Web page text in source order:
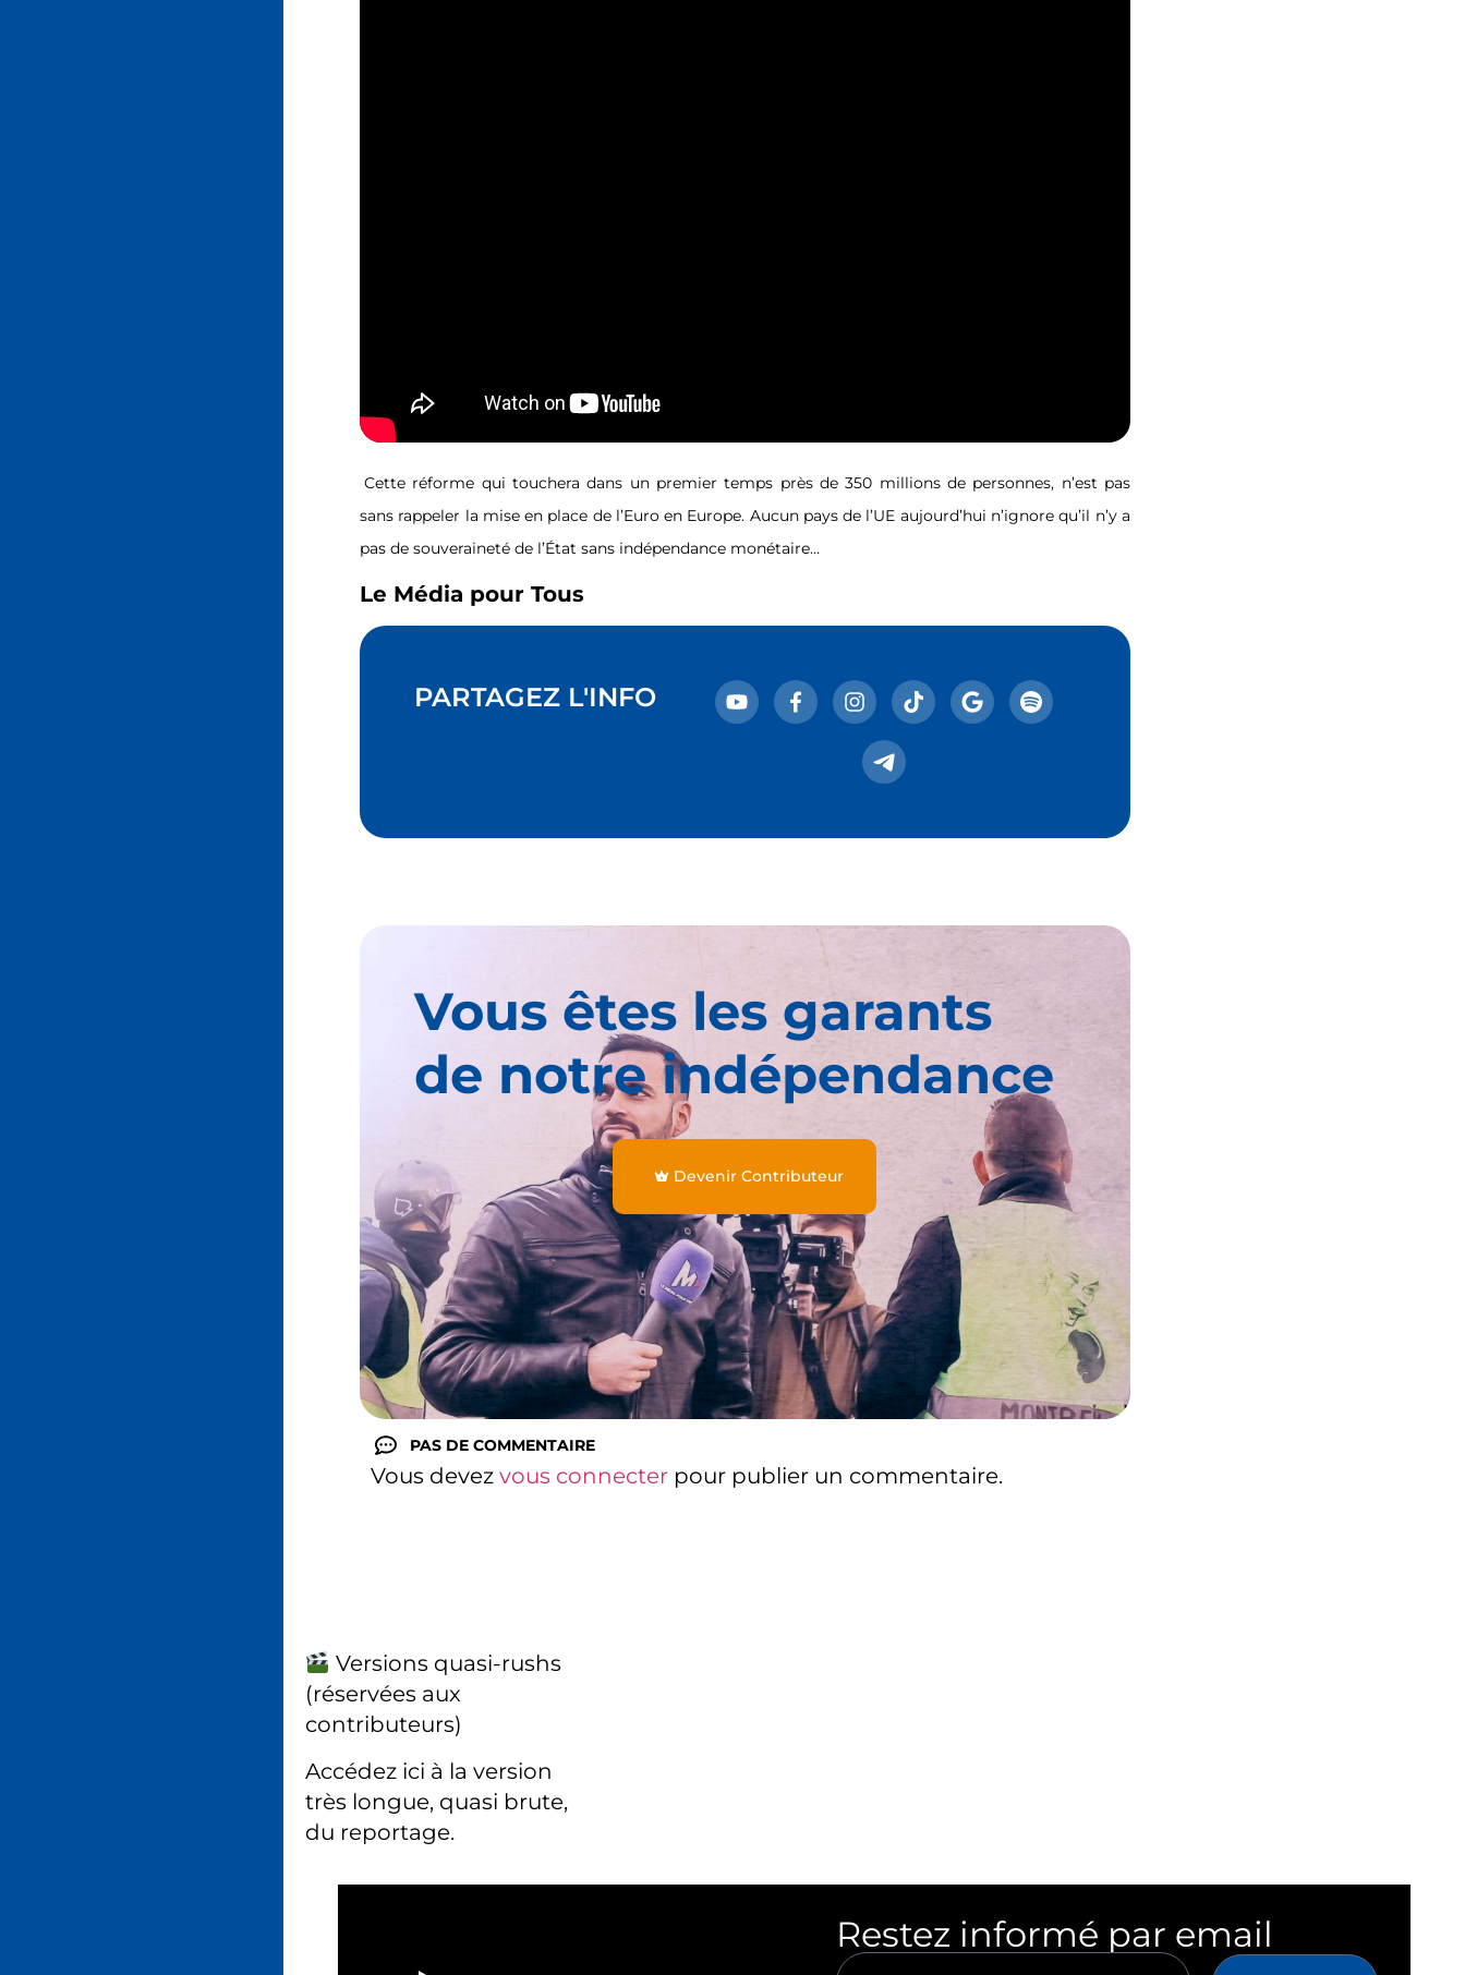
Cette réforme qui touchera dans un premier temps près de 350 millions de personnes, n’est pas
sans rappeler la mise en place de l’Euro en Europe. Aucun pays de l’UE aujourd’hui n’ignore qu’il n’y a
pas de souveraineté de l’État sans indépendance monétaire…
Le Média pour Tous
PARTAGEZ L'INFO
Vous êtes les garants
de notre indépendance
Devenir Contributeur
PAS DE COMMENTAIRE
Vous devez vous connecter pour publier un commentaire.
Versions quasi-rushs
(réservées aux
contributeurs)
Accédez ici à la version
très longue, quasi brute,
du reportage.
Restez informé par email